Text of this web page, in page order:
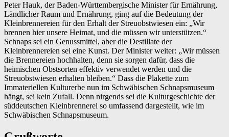
Peter Hauk, der Baden-Württembergische Minister für Ernährung,
Ländlicher Raum und Ernährung, ging auf die Bedeutung der
Kleinbrennereien für den Erhalt der Streuobstwiesen ein: „Wir
brennen hier unsere Heimat, und die müssen wir unterstützen.“
Schnaps sei ein Genussmittel, aber die Destillate der
Kleinbrennereien sei eine Kunst. Der Minister weiter: „Wir müssen
die Brennereien hochhalten, denn sie sorgen dafür, dass die
heimischen Obstsorten effektiv verwendet werden und die
Streuobstwiesen erhalten bleiben.“ Dass die Plakette zum
Immateriellen Kulturerbe nun im Schwäbischen Schnapsmuseum
hängt, sei kein Zufall. Denn nirgends sei die Kulturgeschichte der
süddeutschen Kleinbrennerei so umfassend dargestellt, wie im
Schwäbischen Schnapsmuseum.